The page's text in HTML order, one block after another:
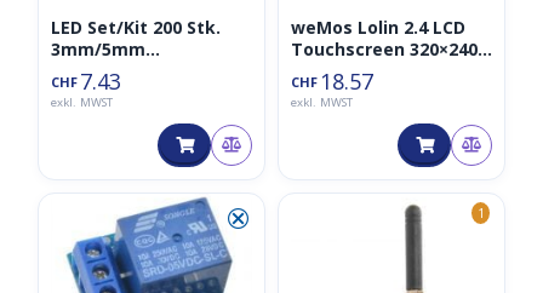
LED Set/Kit 200 Stk.
3mm/5mm
Rot/Grün/Gelb/Blau/W
eiss
CHF 7.43
exkl. MWST
weMos Lolin 2.4 LCD
Touchscreen 320×240
ILI9341
CHF 18.57
exkl. MWST
⮿ 1